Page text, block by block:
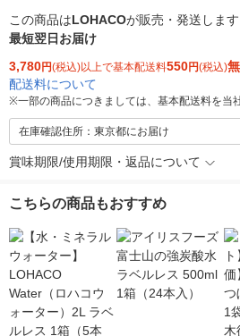
この商品はLOHACOが販売・発送します
最短翌日お届け
3,780円(税込)以上で基本配送料550円(税込)
配送料について
※一部の商品につきましては、基本配送料を当
在庫確認住所：東京都にお届け
賞味期限/使用期限・返品について
こちらの商品もおすすめ